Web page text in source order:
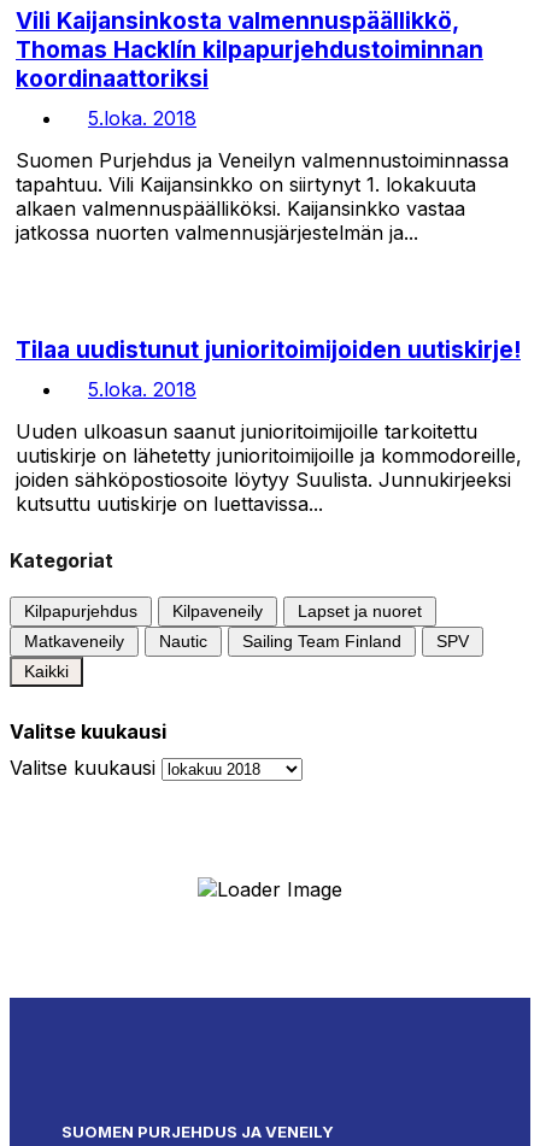
Vili Kaijansinkosta valmennuspäällikkö,
Thomas Hacklín kilpapurjehdustoiminnan
koordinaattoriksi
5.loka. 2018
Suomen Purjehdus ja Veneilyn valmennustoiminnassa
tapahtuu. Vili Kaijansinkko on siirtynyt 1. lokakuuta
alkaen valmennuspäälliköksi. Kaijansinkko vastaa
jatkossa nuorten valmennusjärjestelmän ja...
Tilaa uudistunut junioritoimijoiden uutiskirje!
5.loka. 2018
Uuden ulkoasun saanut junioritoimijoille tarkoitettu
uutiskirje on lähetetty junioritoimijoille ja kommodoreille,
joiden sähköpostiosoite löytyy Suulista. Junnukirjeeksi
kutsuttu uutiskirje on luettavissa...
Kategoriat
Kilpapurjehdus Kilpaveneily
Lapset ja nuoret
Matkaveneily
Nautic Sailing Team Finland
SPV
Kaikki
Valitse kuukausi
Valitse kuukausi
SUOMEN PURJEHDUS JA VENEILY